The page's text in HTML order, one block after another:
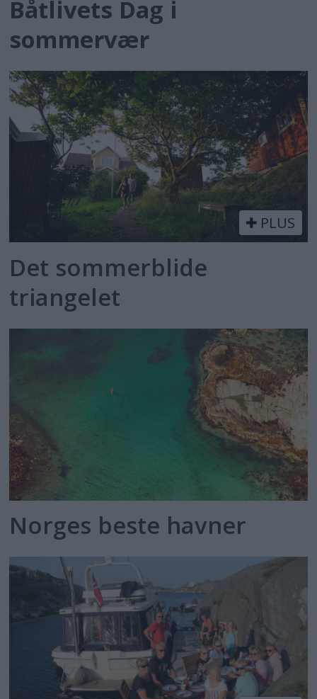
Båtlivets Dag i
sommervær
PLUS
Det sommerblide
triangelet
Norges beste havner